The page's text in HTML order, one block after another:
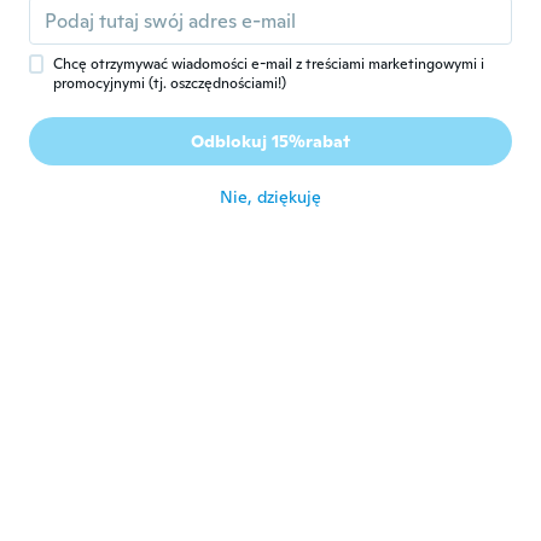
około 7 roku temu
L Luzestela
Rok dołączenia 2018 · 43 opinie · 6 przesłane
Chcę otrzymywać wiadomości e-mail z treściami marketingowymi i
promocyjnymi (tj. oszczędnościami!)
Odblokuj 15%rabat
Nie, dziękuję